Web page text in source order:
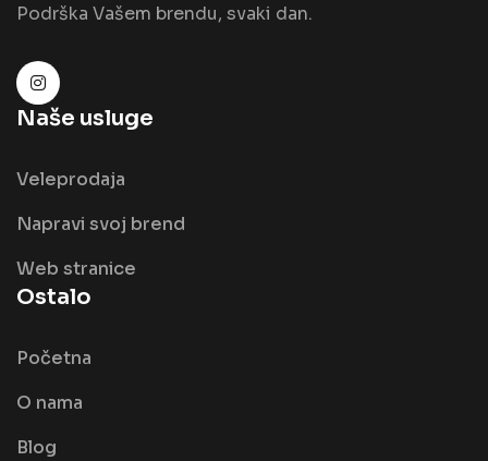
Podrška Vašem brendu, svaki dan.
Naše usluge
Veleprodaja
Napravi svoj brend
Web stranice
Ostalo
Početna
O nama
Blog